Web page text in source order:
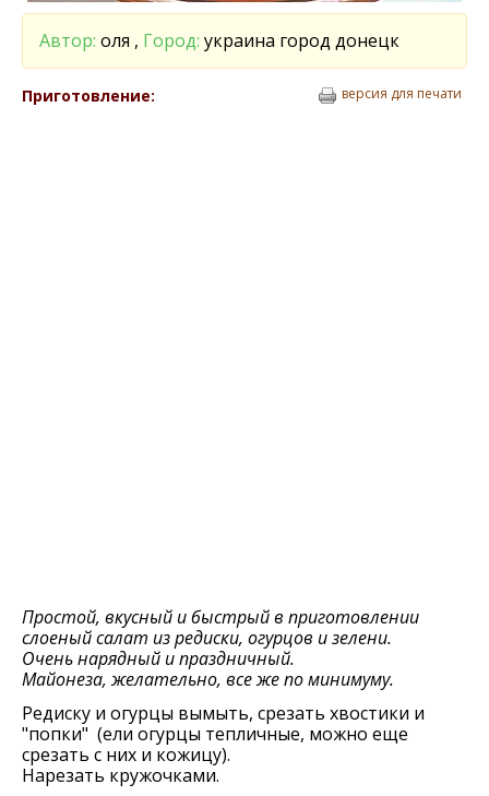
Автор: оля , Город: украина город донецк
Приготовление: версия для печати
Простой, вкусный и быстрый в приготовлении
слоеный салат из редиски, огурцов и зелени.
Очень нарядный и праздничный.
Майонеза, желательно, все же по минимуму.
Редиску и огурцы вымыть, срезать хвостики и
"попки" (ели огурцы тепличные, можно еще
срезать с них и кожицу).
Нарезать кружочками.